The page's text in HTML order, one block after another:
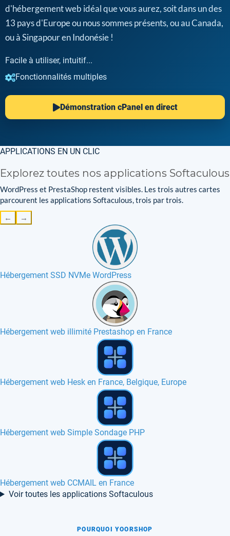
d'hébergement web idéal que vous aurez, soit dans un des
13 pays d'Europe ou nous sommes présents, ou au Canada,
ou à Singapour en Indonésie !
Facile à utiliser, intuitif...
Fonctionnalités multiples
Démonstration cPanel en direct
APPLICATIONS EN UN CLIC
Explorez toutes nos applications Softaculous
WordPress et PrestaShop restent visibles. Les trois autres cartes
parcourent les applications Softaculous, trois par trois.
← →
Hébergement SSD NVMe WordPress
Hébergement web illimité Prestashop en France
Hébergement web Roundcube en France, Canada
Hébergement web phpicalendar en France, Canada
Hébergement web SSD illimité Pays-bas
Voir toutes les applications Softaculous
POURQUOI YOORSHOP